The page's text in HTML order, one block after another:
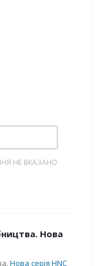
НЕ ВКАЗАНО
Нова
Нова серія HNC